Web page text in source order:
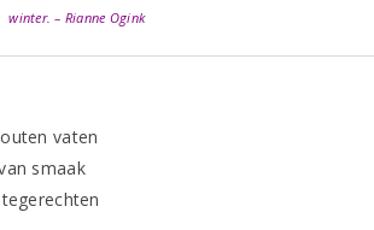
winter. – Rianne Ogink
vaten
smaak